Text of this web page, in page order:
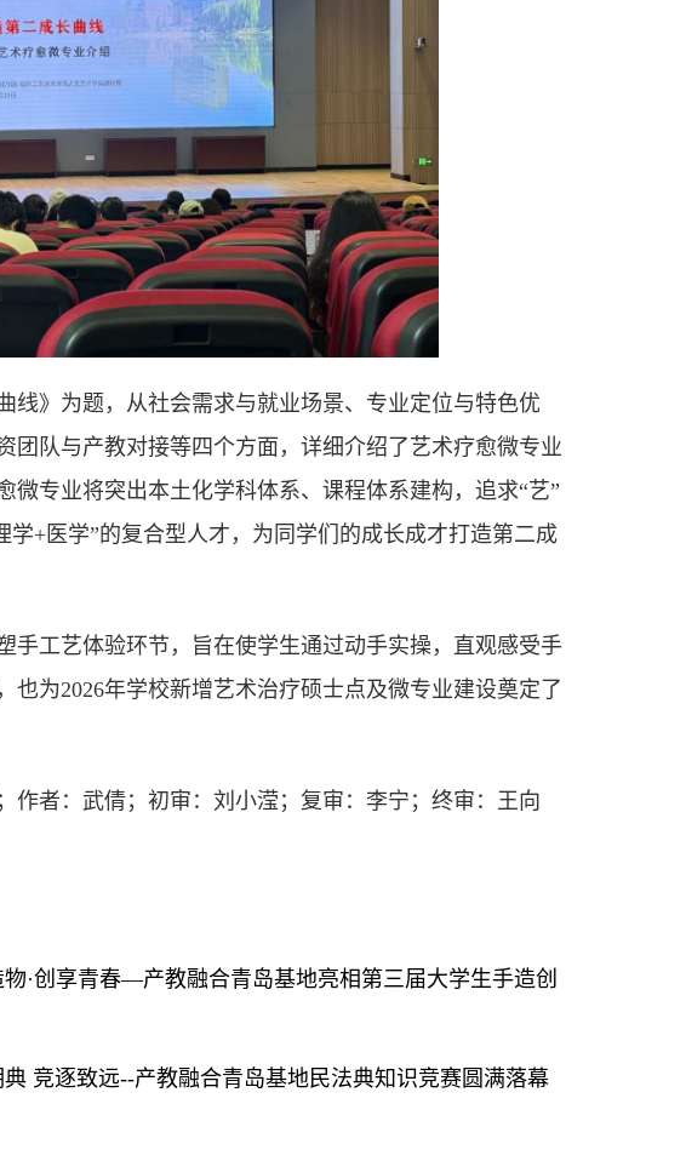
线》为题，从社会需求与就业场景、专业定位与特色优
团队与产教对接等四个方面，详细介绍了艺术疗愈微专业
微专业将突出本土化学科体系、课程体系建构，追求“艺”
学+医学”的复合型人才，为同学们的成长成才打造第二成
手工艺体验环节，旨在使学生通过动手实操，直观感受手
也为2026年学校新增艺术治疗硕士点及微专业建设奠定了
作者：武倩；初审：刘小滢；复审：李宁；终审：王向
·创享青春—产教融合青岛基地亮相第三届大学生手造创
典 竞逐致远--产教融合青岛基地民法典知识竞赛圆满落幕